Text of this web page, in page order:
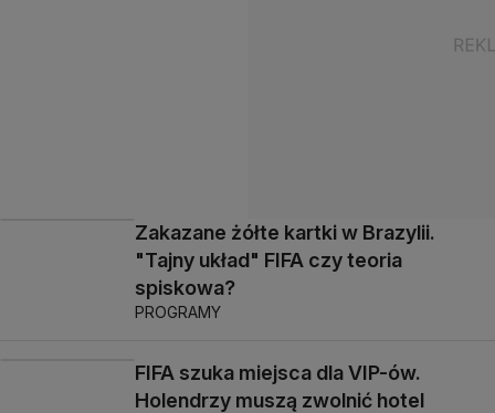
Zakazane żółte kartki w Brazylii.
"Tajny układ" FIFA czy teoria
spiskowa?
PROGRAMY
FIFA szuka miejsca dla VIP-ów.
Holendrzy muszą zwolnić hotel